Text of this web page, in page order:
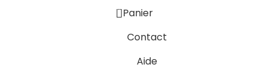
0 Panier
Contact
Aide